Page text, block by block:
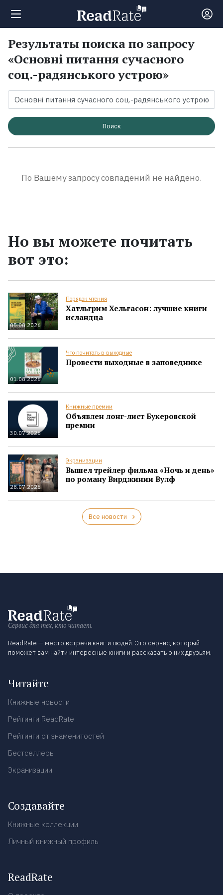
Поиск
Новости
Рейтинги
Экранизации
Результаты поиска по запросу
«Основні питання сучасного
соц.-радянського устрою»
Поиск
По Вашему запросу совпадений не найдено.
Но вы можете почитать
вот это:
05.08.2026
Порядок чтения
Хатльгрим Хельгасон: лучшие книги
исландца
01.08.2026
Что почитать в выходные
Провести выходные в заповеднике
30.07.2026
Книжные премии
Объявлен лонг-лист Букеровской
премии
28.07.2026
Экранизации
Вышел трейлер фильма «Ночь и день»
по роману Вирджинии Вулф
Все новости
Сервис для тех, кто читает.
ReadRate — место встречи книг и людей. Это сервис, который
поможет вам найти интересные книги и рассказать о них друзьям.
Читайте
Книжные новости
Рейтинги ReadRate
Рейтинги от знаменитостей
Бестселлеры
Экранизации
Создавайте
Книжные коллекции
Личный книжный профиль
ReadRate